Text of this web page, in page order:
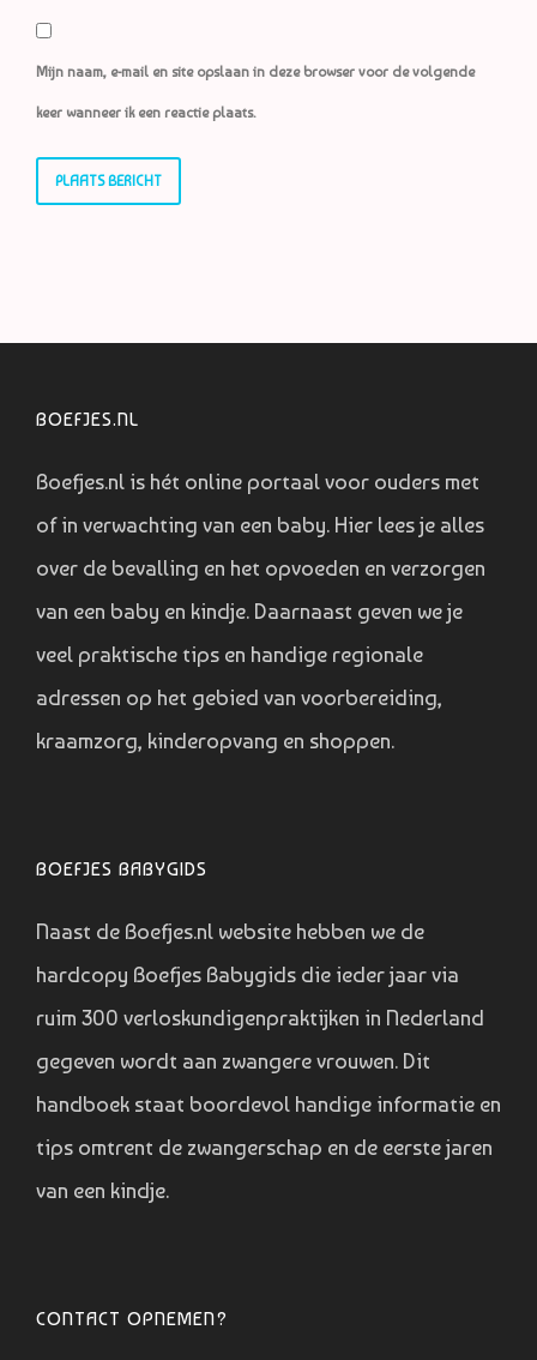
Mijn naam, e-mail en site opslaan in deze browser voor de volgende
keer wanneer ik een reactie plaats.
BOEFJES.NL
Boefjes.nl is hét online portaal voor ouders met
of in verwachting van een baby. Hier lees je alles
over de bevalling en het opvoeden en verzorgen
van een baby en kindje. Daarnaast geven we je
veel praktische tips en handige regionale
adressen op het gebied van voorbereiding,
kraamzorg, kinderopvang en shoppen.
BOEFJES BABYGIDS
Naast de Boefjes.nl website hebben we de
hardcopy Boefjes Babygids die ieder jaar via
ruim 300 verloskundigenpraktijken in Nederland
gegeven wordt aan zwangere vrouwen. Dit
handboek staat boordevol handige informatie en
tips omtrent de zwangerschap en de eerste jaren
van een kindje.
CONTACT OPNEMEN?